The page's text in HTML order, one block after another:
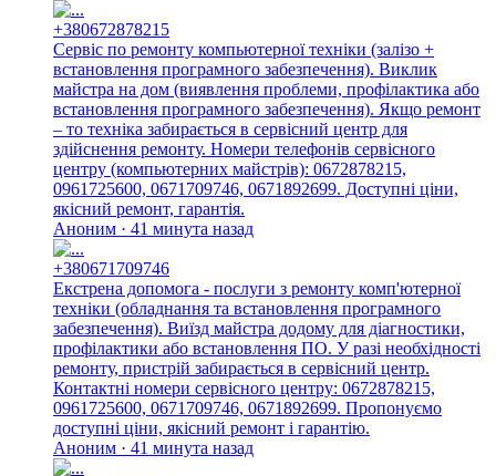
+380672878215
Сервіс по ремонту компьютерної техніки (залізо +
встановлення програмного забезпечення). Виклик
майстра на дом (виявлення проблеми, профілактика або
встановлення програмного забезпечення). Якщо ремонт
– то техніка забирається в сервісний центр для
здійснення ремонту. Номери телефонів сервісного
центру (компьютерних майстрів): 0672878215,
0961725600, 0671709746, 0671892699. Доступні ціни,
якісний ремонт, гарантія.
Аноним · 41 минута назад
+380671709746
Екстрена допомога - послуги з ремонту комп'ютерної
техніки (обладнання та встановлення програмного
забезпечення). Виїзд майстра додому для діагностики,
профілактики або встановлення ПО. У разі необхідності
ремонту, пристрій забирається в сервісний центр.
Контактні номери сервісного центру: 0672878215,
0961725600, 0671709746, 0671892699. Пропонуємо
доступні ціни, якісний ремонт і гарантію.
Аноним · 41 минута назад